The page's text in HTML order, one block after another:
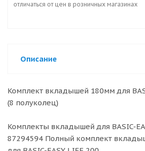
отличаться от цен в розничных магазинах
Описание
Комплект вкладышей 180мм для
(8 полуколец)
Комплекты вкладышей для BASIC-
87294594 Полный комплект